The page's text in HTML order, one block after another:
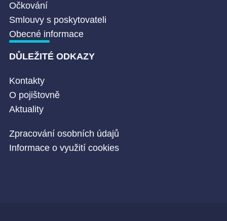
Očkování
Smlouvy s poskytovateli
Obecné informace
DŮLEŽITÉ ODKAZY
Kontakty
O pojištovně
Aktuality
Zpracování osobních údajů
Informace o využití cookies